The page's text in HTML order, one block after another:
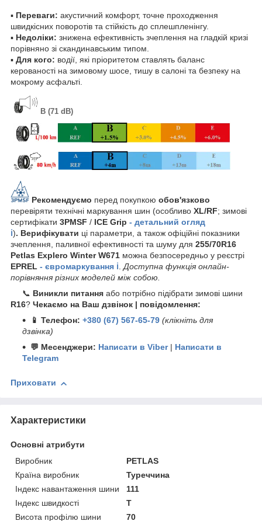
▪ Переваги: акустичний комфорт, точне проходження
швидкісних поворотів та стійкість до сплешпленінгу.
▪ Недоліки: знижена ефективність зчеплення на гладкій кризі
порівняно зі скандинавським типом.
▪ Для кого: водії, які пріоритетом ставлять баланс
керованості на зимовому шосе, тишу в салоні та безпеку на
мокрому асфальті.
B (71 dB)
Рекомендуємо перед покупкою обов'язково
перевіряти технічні маркування шин (особливо XL/RF; зимові
сертифікати 3PMSF / ICE Grip - детальний огляд
ℹ️). Верифікувати ці параметри, а також офіційні показники
зчеплення, паливної ефективності та шуму для 255/70R16
Petlas Explero Winter W671 можна безпосередньо у реєстрі
EPREL - євромаркування ℹ️.Доступна функція онлайн-
порівняння різних моделей між собою.
📞 Виникли питання або потрібно підібрати зимові шини
R16? Чекаємо на Ваш дзвінок | повідомлення:
📱 Телефон: +380 (67) 567-65-79 (клікніть для
дзвінка)
💬 Месенджери: Написати в Viber| Написати в
Telegram
Приховати
Характеристики
Основні атрибути
Виробник
PETLAS
Країна виробник
Туреччина
Індекс навантаження шини
111
Індекс швидкості
T
Висота профілю шини
70